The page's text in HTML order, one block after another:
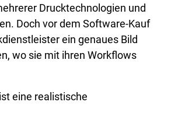
Drucktechnologien und
Doch vor dem Software-Kauf
ein genaues Bild
wo sie mit ihren Workflows
eine realistische